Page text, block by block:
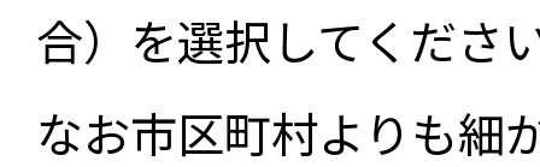
合）を選択してくださ
なお市区町村よりも細